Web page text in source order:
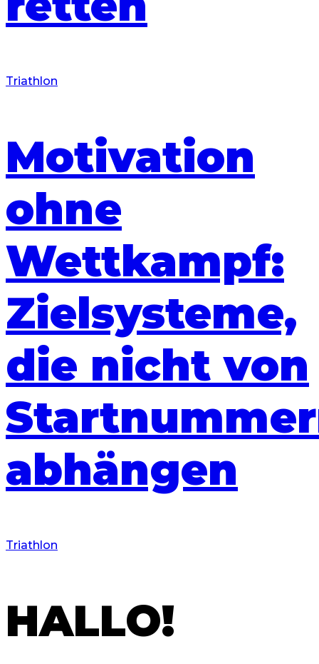
Triathlon
Motivation
ohne
Wettkampf:
Zielsysteme,
die nicht von
abhängen
Triathlon
HALLO!